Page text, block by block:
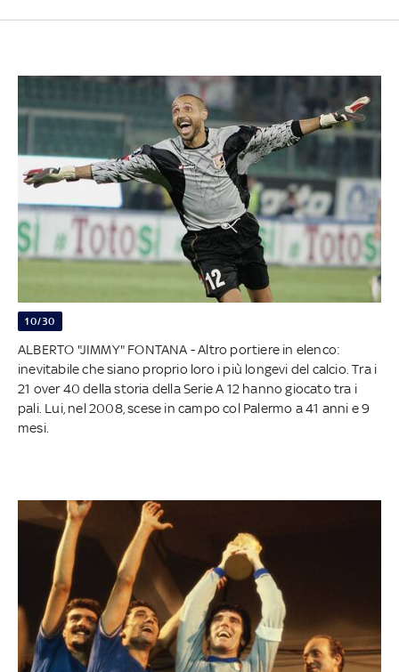
10/30
ALBERTO "JIMMY" FONTANA - Altro portiere in elenco:
inevitabile che siano proprio loro i più longevi del calcio. Tra i
21 over 40 della storia della Serie A 12 hanno giocato tra i
pali. Lui, nel 2008, scese in campo col Palermo a 41 anni e 9
mesi.